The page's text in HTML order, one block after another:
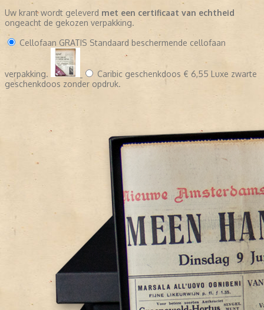
Uw krant wordt geleverd met een certificaat van echtheid
ongeacht de gekozen verpakking.
Cellofaan GRATIS Standaard beschermende cellofaan
verpakking. Caribic geschenkdoos € 6,55 Luxe zwarte
geschenkdoos zonder opdruk.